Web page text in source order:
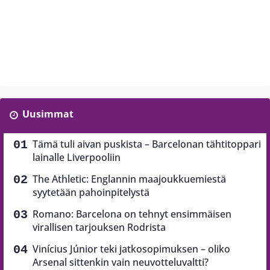
Uusimmat
Tämä tuli aivan puskista – Barcelonan tähtitoppari
lainalle Liverpooliin
The Athletic: Englannin maajoukkuemiestä
syytetään pahoinpitelystä
Romano: Barcelona on tehnyt ensimmäisen
virallisen tarjouksen Rodrista
Vinícius Júnior teki jatkosopimuksen – oliko
Arsenal sittenkin vain neuvotteluvaltti?